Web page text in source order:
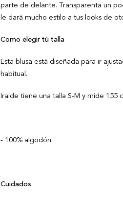
parte de delante. Transparenta un
le dará mucho estilo a tus looks de
Como elegir tú talla
Esta blusa está diseñada para ir
habitual.
Iraide tiene una talla S-M y mide 155
100% algodón.
Cuidados